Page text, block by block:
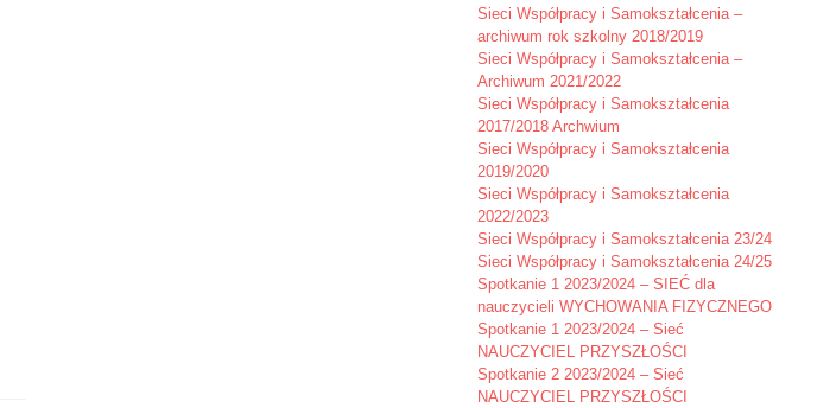
Sieci Współpracy i Samokształcenia –
archiwum rok szkolny 2018/2019
Sieci Współpracy i Samokształcenia –
Archiwum 2021/2022
Sieci Współpracy i Samokształcenia
2017/2018 Archwium
Sieci Współpracy i Samokształcenia
2019/2020
Sieci Współpracy i Samokształcenia
2022/2023
Sieci Współpracy i Samokształcenia 23/24
Sieci Współpracy i Samokształcenia 24/25
Spotkanie 1 2023/2024 – SIEĆ dla
nauczycieli WYCHOWANIA FIZYCZNEGO
Spotkanie 1 2023/2024 – Sieć
NAUCZYCIEL PRZYSZŁOŚCI
Spotkanie 2 2023/2024 – Sieć
NAUCZYCIEL PRZYSZŁOŚCI